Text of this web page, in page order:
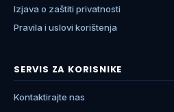
Izjava o zaštiti privatnosti
Pravila i uslovi korištenja
SERVIS ZA KORISNIKE
Kontaktirajte nas